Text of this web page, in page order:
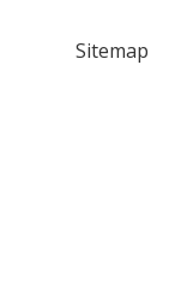
Sitemap